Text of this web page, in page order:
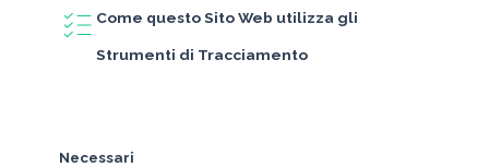
Come questo Sito Web utilizza gli
Strumenti di Tracciamento
Necessari